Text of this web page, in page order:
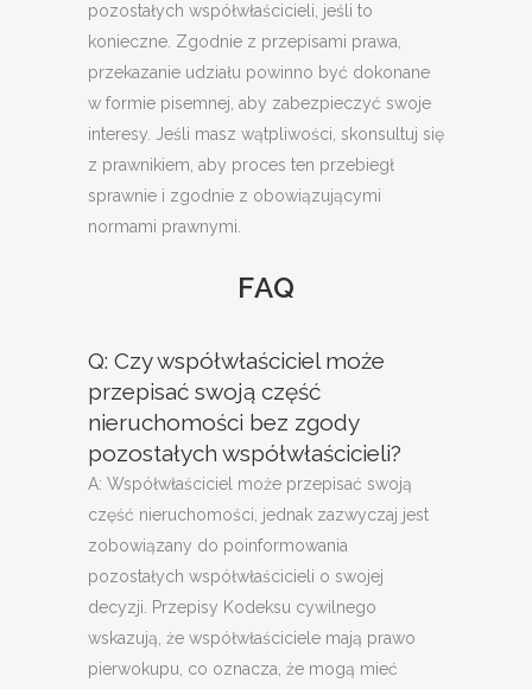
pozostałych współwłaścicieli, jeśli to
konieczne. Zgodnie z przepisami prawa,
przekazanie udziału powinno być dokonane
w formie pisemnej, aby zabezpieczyć swoje
interesy. Jeśli masz wątpliwości, skonsultuj się
z prawnikiem, aby proces ten przebiegł
sprawnie i zgodnie z obowiązującymi
normami prawnymi.
FAQ
Q: Czy współwłaściciel może
przepisać swoją część
nieruchomości bez zgody
pozostałych współwłaścicieli?
A: Współwłaściciel może przepisać swoją
część nieruchomości, jednak zazwyczaj jest
zobowiązany do poinformowania
pozostałych współwłaścicieli o swojej
decyzji. Przepisy Kodeksu cywilnego
wskazują, że współwłaściciele mają prawo
pierwokupu, co oznacza, że mogą mieć